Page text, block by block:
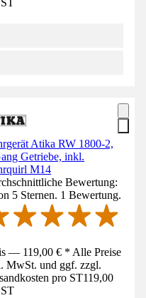
Atika RW 1800-2,
Getriebe, inkl.
M14
Bewertung:
5 Sternen. 1 Bewertung.
— 119,00 € * Alle Preise
MwSt. und ggf. zzgl.
pro ST119,00
ST